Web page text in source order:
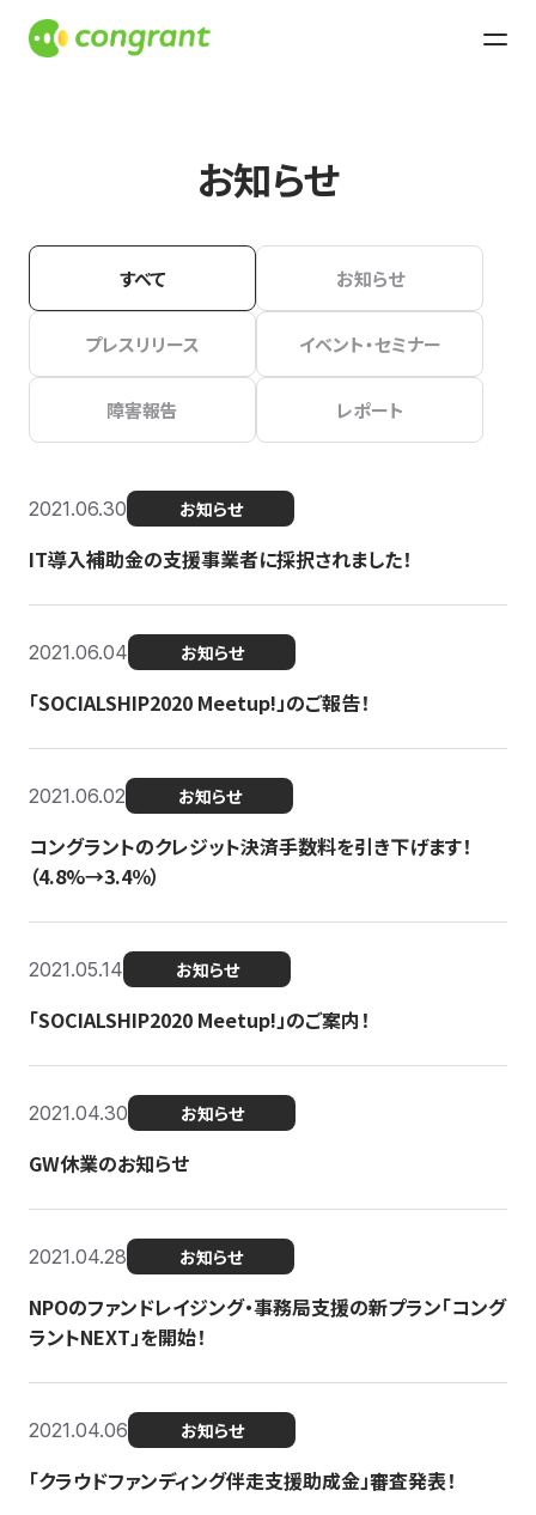
お知らせ
すべて お知らせ
プレスリリース イベント・セミナー
障害報告 レポート
2021.06.30 お知らせ
IT導入補助金の支援事業者に採択されました！
2021.06.04 お知らせ
「SOCIALSHIP2020 Meetup!」のご報告！
2021.06.02 お知らせ
コングラントのクレジット決済手数料を引き下げます！
（4.8%→3.4％）
2021.05.14 お知らせ
「SOCIALSHIP2020 Meetup!」のご案内！
2021.04.30 お知らせ
GW休業のお知らせ
2021.04.28 お知らせ
NPOのファンドレイジング・事務局支援の新プラン「コング
ラントNEXT」を開始！
2021.04.06 お知らせ
「クラウドファンディング伴走支援助成金」審査発表！